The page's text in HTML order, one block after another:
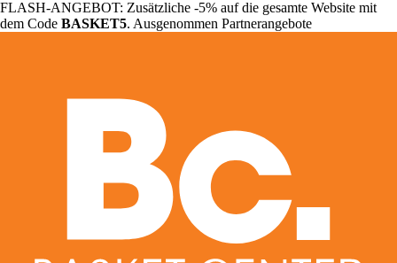
FLASH-ANGEBOT: Zusätzliche -5% auf die gesamte Website mit
dem Code BASKET5. Ausgenommen Partnerangebote